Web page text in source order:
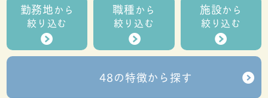
勤務地から
絞り込む
職種から
絞り込む
施設から
絞り込む
48の特徴から探す